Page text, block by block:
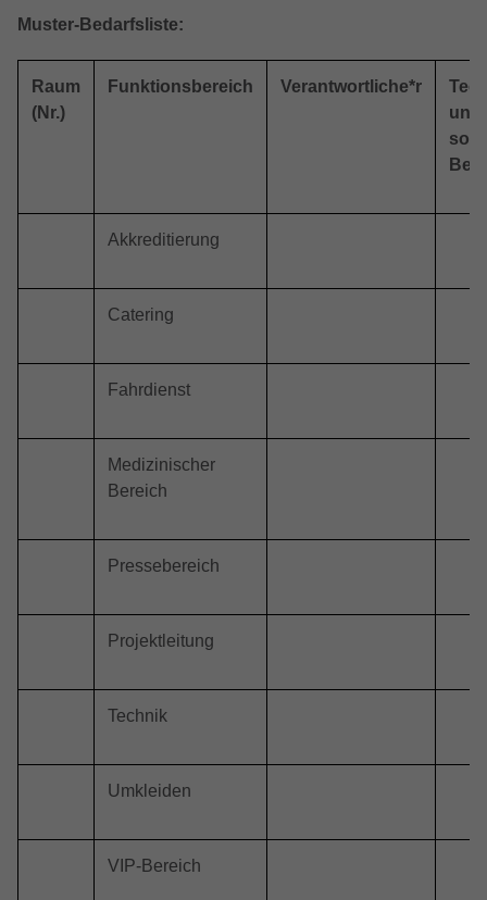
Muster-Bedarfsliste:
Raum
(Nr.)
Funktionsbereich Verantwortliche*r
und
Akkreditierung
Catering
Fahrdienst
Medizinischer
Bereich
Pressebereich
Projektleitung
Technik
Umkleiden
VIP-Bereich